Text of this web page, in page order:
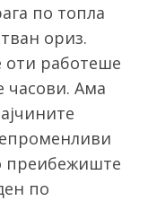
по топла
ориз.
оти работеше
часови. Ама
преибежиште
по